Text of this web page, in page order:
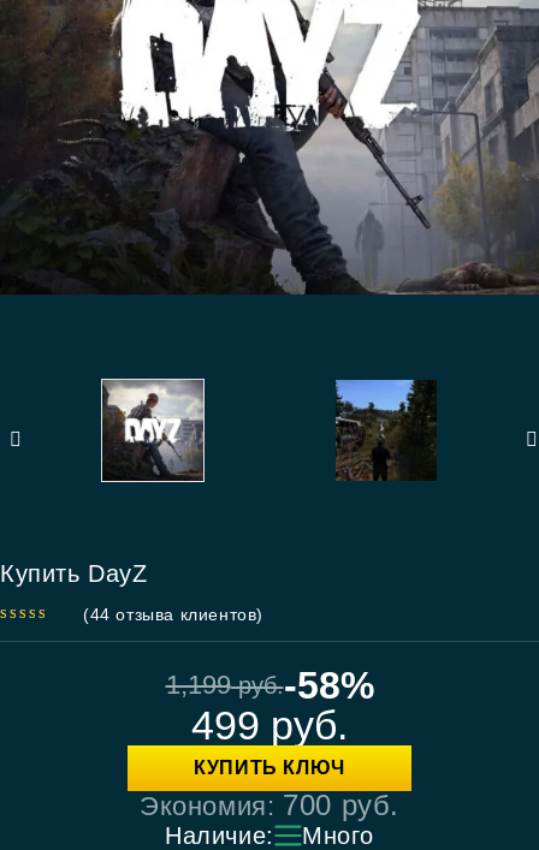
Купить DayZ
(44 отзыва клиентов)
1,199руб.-58%
499 руб.
КУПИТЬ КЛЮЧ
Экономия: 700 руб.
Наличие: Много